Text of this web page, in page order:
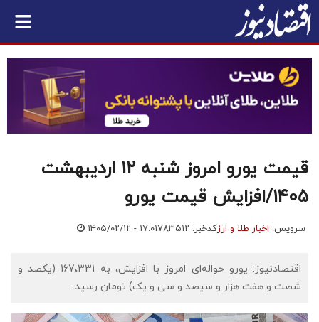
قیمت یورو امروز شنبه ۱۲ اردیبهشت
۱۴۰۵/افزایش قیمت یورو
سرویس: اخبار طلا و ارزکدخبر: ۷۸۳۵۱۲ ۱۴۰۵/۰۲/۱۲ - ۱۷:۰۱
اقتصادنیوز: یورو حواله‌ای امروز با افزایش، به 167،331 (یکصد و
شصت و هفت هزار و سیصد و سی و یک) تومان رسید.